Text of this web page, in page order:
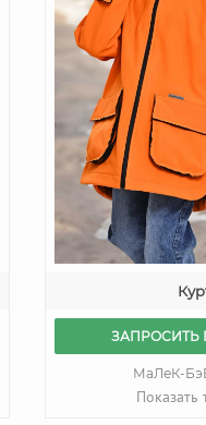
ЗАПРОСИТЬ
МаЛеК-
Показать